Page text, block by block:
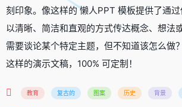
刻印象。像这样的 懒人PPT 模板提供了通
以清晰、简洁和直观的方式传达概念、想法
需要谈论某个特定主题，但不知道该怎么做
这样的演示文稿，100% 可定制！
教育 复古的 图案 历史 背景